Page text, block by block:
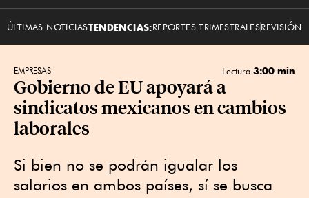
ÚLTIMAS NOTICIASTENDENCIAS:REPORTES TRIMESTRALESREVISIÓN
EMPRESAS Lectura 3:00 min
Gobierno de EU apoyará a
sindicatos mexicanos en cambios
laborales
Si bien no se podrán igualar los
salarios en ambos países, sí se busca